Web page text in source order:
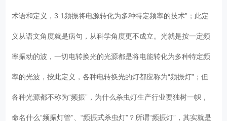
术语和定义，3.1频振将电源转化为多种特定频率的技术”；此定
义从语文角度就是病句，从科学角度更不成立。光就是按一定频
率振动的波，一切电转换光的光源都是将电能转化为多种特定频
率的光波，按此定义，各种电转换光的灯都应称为“频振灯”；但
各种光源都不称为“频振”，为什么杀虫灯生产行业要独树一帜，
命名什么“频振灯管”、“频振式杀虫灯”？所谓“频振灯”，其实就是